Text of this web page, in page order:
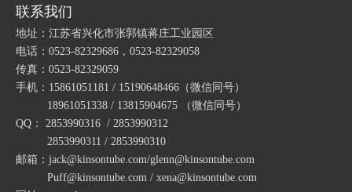
包塑金属软管的运动方程
包塑金属软管的周期性
包塑金属软管的振动机理
包塑金属软管的轴向力
包塑金属软管的振动源
包塑金属软管的试验结果
包塑金属软管的透温性试验
联系我们
地址：江苏省兴化市张郭镇蒋庄工业园区
电话：0523-82329686，0523-82329058
传真：0523-82329059
手机：15861051181 / 15190648466 （微信同号）
18961051338 / 13815904675
（微信同号）
QQ： 2853990316 / 2853990312
2853990311 / 2853990310
邮箱：jack@kinsontube.com/glenn@kinsontube.com
Puff@kinsontube.com / xena@kinsontube.com